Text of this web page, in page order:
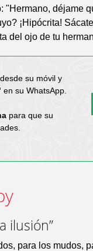
"Hermano, déjame
¡Hipócrita!
del ojo de tu
desde su móvil y
en su WhatsApp.
para que su
ilusión”
para los mudos,